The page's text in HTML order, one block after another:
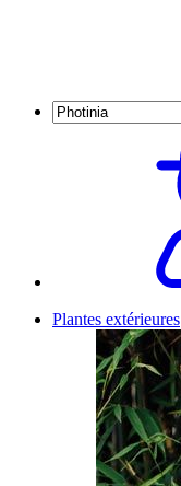
Plantes extérieures